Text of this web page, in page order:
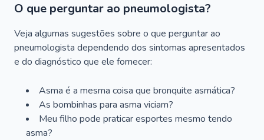
O que perguntar ao pneumologista?
Veja algumas sugestões sobre o que perguntar ao
pneumologista dependendo dos sintomas apresentados
e do diagnóstico que ele fornecer:
Asma é a mesma coisa que bronquite asmática?
As bombinhas para asma viciam?
Meu filho pode praticar esportes mesmo tendo
asma?